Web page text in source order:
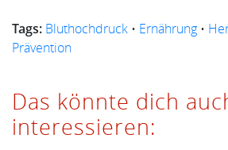
Tags: Bluthochdruck • Ernährung •
Prävention
Das könnte dich
interessieren: